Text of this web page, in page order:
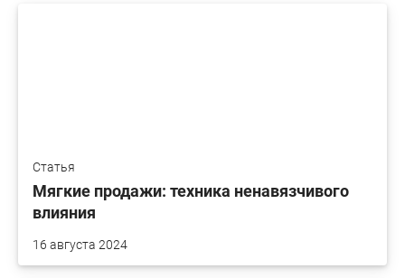
Статья
Мягкие продажи: техника ненавязчивого
влияния
16 августа 2024